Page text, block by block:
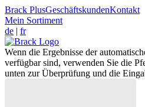
Brack PlusGeschäftskundenKontakt
Mein Sortiment
de | fr
Wenn die Ergebnisse der
verfügbar sind, verwenden Sie die
unten zur Überprüfung und die